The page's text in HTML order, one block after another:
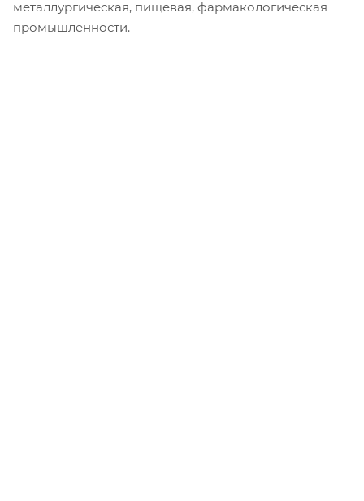
металлургическая, пищевая, фармакологическая
промышленности.